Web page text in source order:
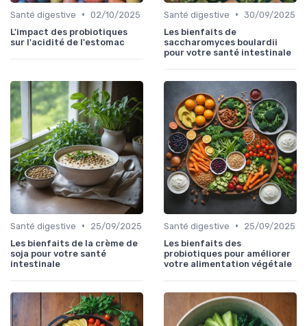
Santé digestive • 02/10/2025
L'impact des probiotiques
sur l'acidité de l'estomac
Santé digestive • 30/09/2025
Les bienfaits de
saccharomyces boulardii
pour votre santé intestinale
Santé digestive •
25/09/2025
Les bienfaits de la crème de
soja pour votre santé
intestinale
Santé digestive •
25/09/2025
Les bienfaits des
probiotiques pour améliorer
votre alimentation végétale